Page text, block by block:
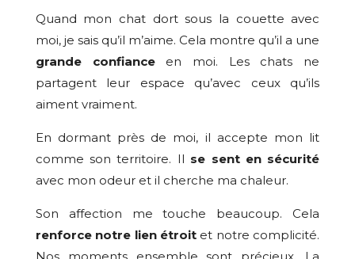
Quand mon chat dort sous la couette avec
moi, je sais qu’il m’aime. Cela montre qu’il a une
grande confianceen moi. Les chats ne
partagent leur espace qu’avec ceux qu’ils
aiment vraiment.
En dormant près de moi, il accepte mon lit
comme son territoire. Il se sent en sécurité
avec mon odeur et il cherche ma chaleur.
Son affection me touche beaucoup. Cela
renforce notre lien étroit et notre complicité.